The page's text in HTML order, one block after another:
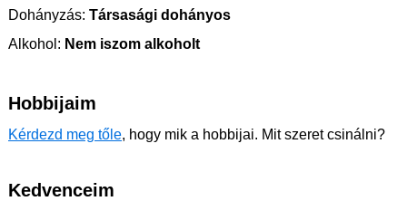
Dohányzás: Társasági dohányos
Alkohol: Nem iszom alkoholt
Hobbijaim
Kérdezd meg tőle, hogy mik a hobbijai. Mit szeret csinálni?
Kedvenceim